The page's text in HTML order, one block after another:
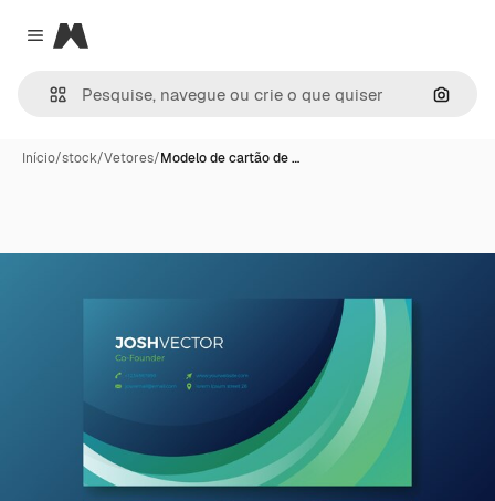
Close menu
Magnific
Início/stock/Vetores/Modelo de cartão de …